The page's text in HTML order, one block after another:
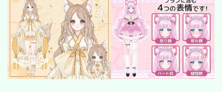
SF/ファンタジー
サイバー